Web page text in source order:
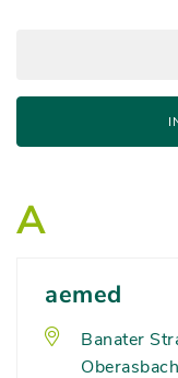
A
aemed
Banater
Oberasbach